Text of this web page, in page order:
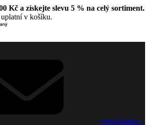
Kč a získejte slevu 5 % na celý sortiment.
v košíku.
info@franke-